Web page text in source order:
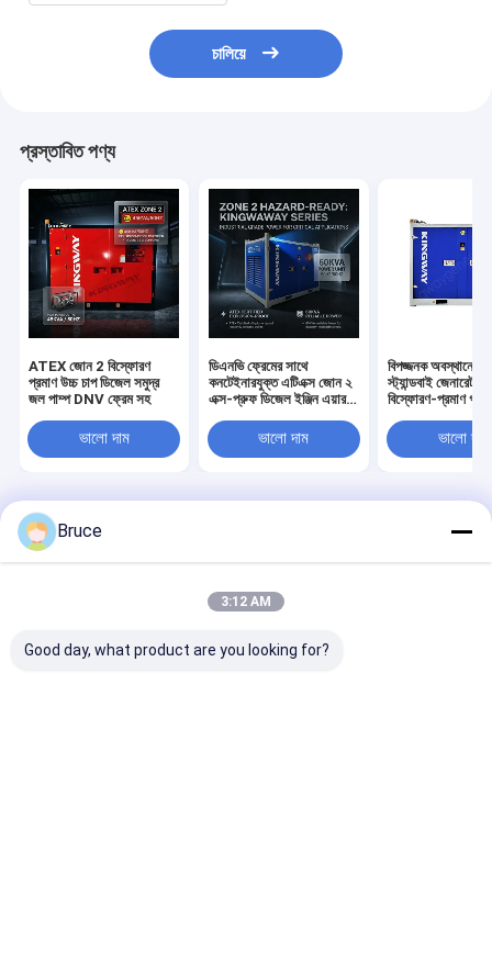
চালিয়ে
প্রস্তাবিত পণ্য
ATEX জোন 2 বিস্ফোরণ
প্রমাণ উচ্চ চাপ ডিজেল সমুদ্র
জল পাম্প DNV ফ্রেম সহ
ভালো দাম
ডিএনভি ফ্রেমের সাথে
কনটেইনারযুক্ত এটিএক্স জোন ২
এক্স-প্রুফ ডিজেল ইঞ্জিন এয়ার
ভালো দাম
বিপজ্জনক অবস্থানের
স্ট্যান্ডবাই জেনারেটরের
বিস্ফোরণ-প্রমাণ
ভালো দাম
সাইট ম্যাপ
Privacy Policy
চীন কারখানা.Copyright © 2026 Qingdao Kingway Industry
Co., Ltd.. All Rights Reserved.
Bruce
3:12 AM
Good day, what product are you looking for?